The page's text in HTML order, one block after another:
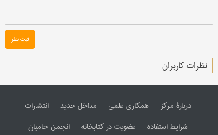
ثبت نظر
نظرات کاربران
دربارۀ مرکز همکاری علمی مداخل جدید
انتشارات
شرایط استفاده
عضویت در کتابخانه انجمن حامیان